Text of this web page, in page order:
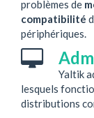
problèmes de
compatibilité
périphériques.
Yaltik
lesquels
distributions